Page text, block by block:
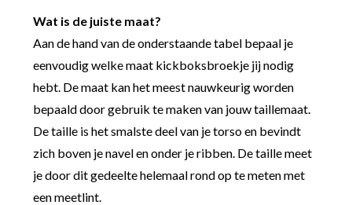
Wat is de juiste maat?
Aan de hand van de onderstaande tabel bepaal je
eenvoudig welke maat kickboksbroekje jij nodig
hebt. De maat kan het meest nauwkeurig worden
bepaald door gebruik te maken van jouw taillemaat.
De taille is het smalste deel van je torso en bevindt
zich boven je navel en onder je ribben. De taille meet
je door dit gedeelte helemaal rond op te meten met
een meetlint.